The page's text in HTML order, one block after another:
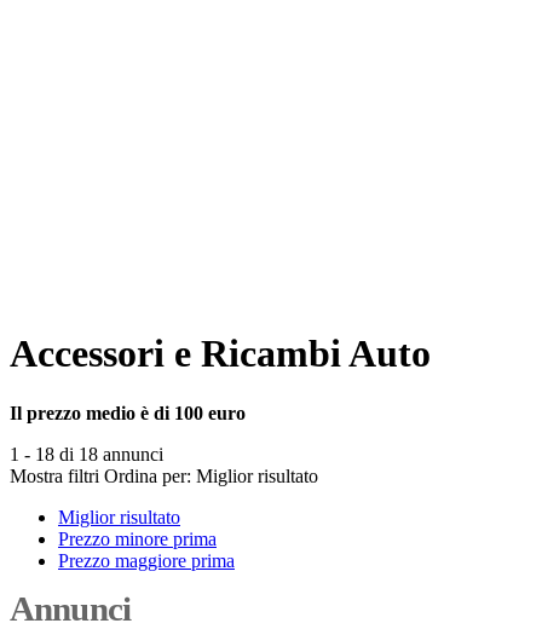
Accessori e Ricambi Auto
Il prezzo medio è di 100 euro
1 - 18 di 18 annunci
Mostra filtri Ordina per: Miglior risultato
Miglior risultato
Prezzo minore prima
Prezzo maggiore prima
Annunci